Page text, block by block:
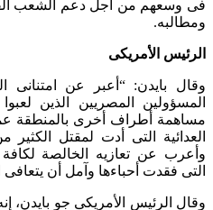
فى وسعهم من أجل دعم الشعب
ومطالبه.
الرئيس الأمريكى
وقال بايدن: “أعبر عن امتنانى
المسؤولين المصريين الذين
مساهمة أطراف أخرى بالمنطقة
العدائية التى أدت لمقتل الكثير
وأعرب عن تعازيه الخالصة لكافة
التى فقدت أحباءها وآمل أن